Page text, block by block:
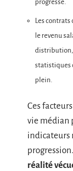
progresse.
Les
le revenu
distribution,
statistiques
plein.
Ces
vie médian
indicateurs
progression.
réalité